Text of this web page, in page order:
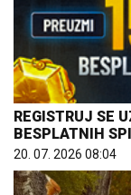
REGISTRUJ SE
BESPLATNIH
20. 07. 2026 08:04